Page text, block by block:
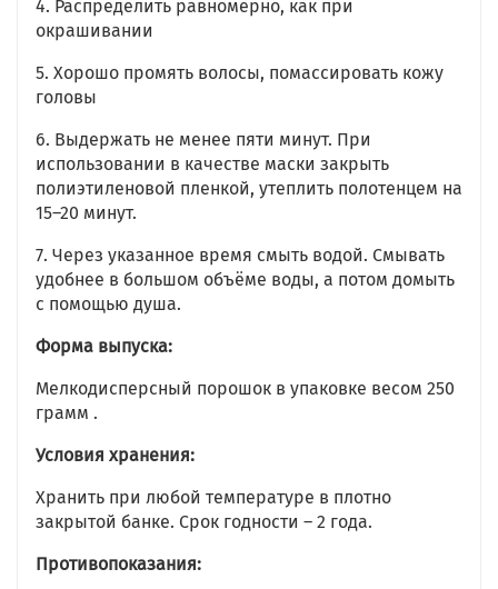
4. Распределить равномерно, как при
окрашивании
5. Хорошо промять волосы, помассировать кожу
головы
6. Выдержать не менее пяти минут. При
использовании в качестве маски закрыть
полиэтиленовой пленкой, утеплить полотенцем на
15–20 минут.
7. Через указанное время смыть водой. Смывать
удобнее в большом объёме воды, а потом домыть
с помощью душа.
Форма выпуска:
Мелкодисперсный порошок в упаковке весом 250
грамм .
Условия хранения:
Хранить при любой температуре в плотно
закрытой банке. Срок годности – 2 года.
Противопоказания: